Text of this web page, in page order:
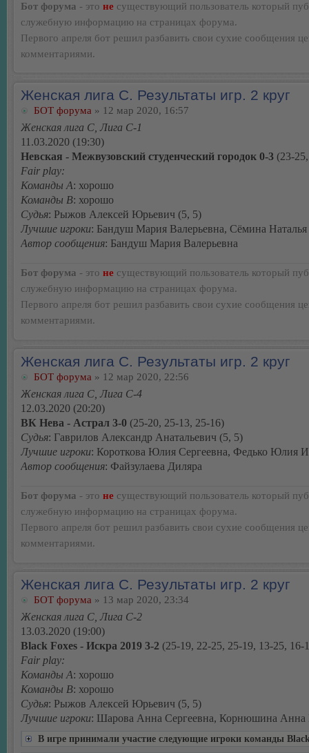
Бот форума - это не существующий пользователь который
служебную информацию на страницах форума.
Первого апреля бот решил разбавить свои сухие сообщения
комментариями.
Женская лига С. Результаты игр. 2 круг
БОТ форума » 12 мар 2020, 16:57
Женская лига С, Лига С-1
11.03.2020 (19:30)
Невская - Межвузовский студенческий городок 0-3 (23-
Fair play:
Команды А: хорошо
Команды В: хорошо
Судья: Рыжов Алексей Юрьевич (5, 5)
Лучшие игроки: Бандуш Мария Валерьевна, Сёмина Наталья
Автор сообщения: Бандуш Мария Валерьевна
Бот форума - это не существующий пользователь который
служебную информацию на страницах форума.
Первого апреля бот решил разбавить свои сухие сообщения
комментариями.
Женская лига С. Результаты игр. 2 круг
БОТ форума » 12 мар 2020, 22:56
Женская лига С, Лига С-4
12.03.2020 (20:20)
ВК Нева - Астрал 3-0 (25-20, 25-13, 25-16)
Судья: Гаврилов Александр Анатальевич (5, 5)
Лучшие игроки: Короткова Юлия Сергеевна, Федько Юлия
Автор сообщения: Файзулаева Диляра
Бот форума - это не существующий пользователь который
служебную информацию на страницах форума.
Первого апреля бот решил разбавить свои сухие сообщения
комментариями.
Женская лига С. Результаты игр. 2 круг
БОТ форума » 13 мар 2020, 23:34
Женская лига С, Лига С-2
13.03.2020 (19:00)
Black Foxes - Искра 2019 3-2 (25-19, 22-25, 25-19, 13-25, 16-
Fair play:
Команды А: хорошо
Команды В: хорошо
Судья: Рыжов Алексей Юрьевич (5, 5)
Лучшие игроки: Шарова Анна Сергеевна, Корнюшина Анна
В игре принимали участие следующие игроки команды